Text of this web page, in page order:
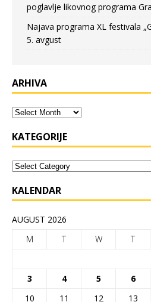
poglavlje likovnog programa
Najava programa XL festivala
5. avgust
ARHIVA
KATEGORIJE
KALENDAR
AUGUST 2026
M
T W T
3
4 5 6
10
11 12 13